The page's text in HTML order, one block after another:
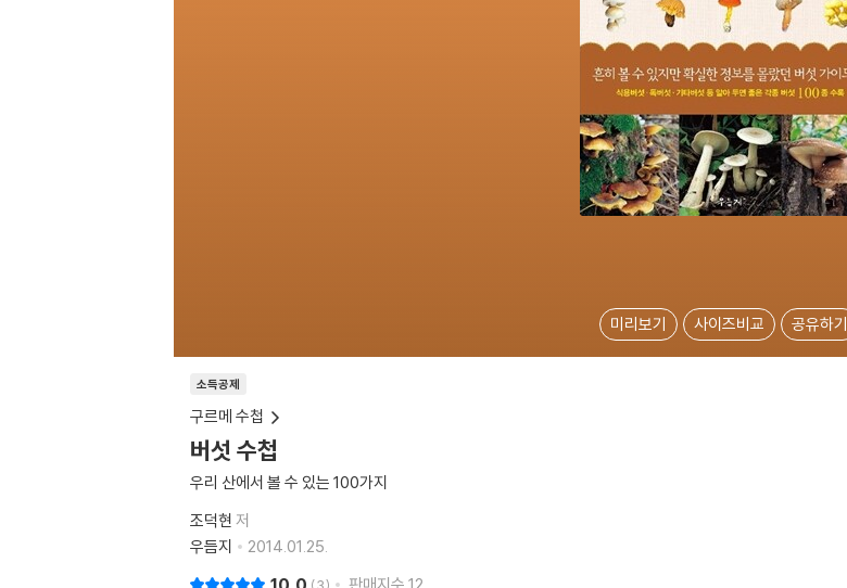
미리보기 사이즈비교 공유하기
소득공제
구르메 수첩
버섯 수첩
우리 산에서 볼 수 있는 100가지
조덕현 저
우듬지
2014.01.25.